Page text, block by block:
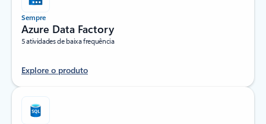
Sempre
Azure Data Factory
5 atividades de baixa frequência
Explore o produto